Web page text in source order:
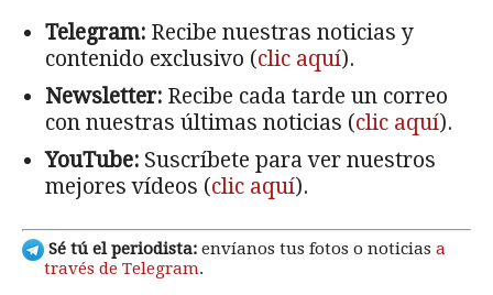
Telegram: Recibe nuestras noticias y
contenido exclusivo (clic aquí).
Newsletter: Recibe cada tarde un correo
con nuestras últimas noticias (clic aquí).
YouTube: Suscríbete para ver nuestros
mejores vídeos (clic aquí).
Sé tú el periodista: envíanos tus fotos o noticias a
través de Telegram.